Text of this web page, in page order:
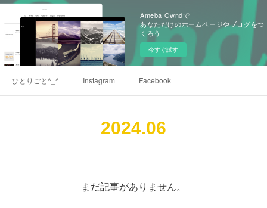
Ameba Owndで
あなただけのホームページやブログをつ
くろう
今すぐ試す
ひとりごと^_^ Instagram Facebook
2024.06
まだ記事がありません。